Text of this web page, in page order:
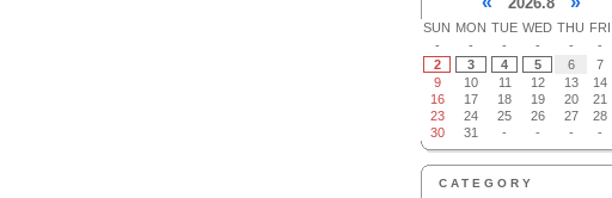
SUN MON TUE WED THU FRI
-
- - - - -
2
3 4 5 6 7
9
10 11 12 13 14
16
17 18 19 20 21
23
24 25 26 27 28
30
31 - - - -
CATEGORY